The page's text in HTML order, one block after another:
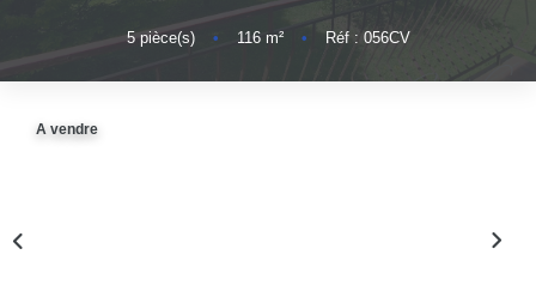
Qui Sommes-Nous
5pièce(s) • 116m² • Réf : 056CV
A vendre